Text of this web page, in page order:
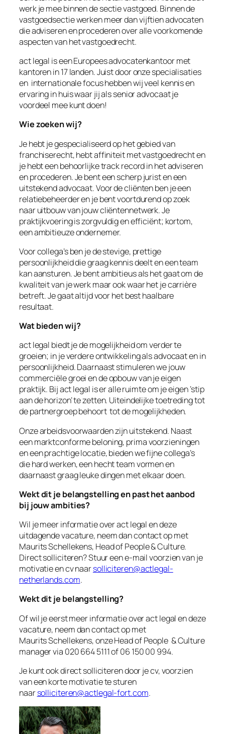
werk je mee binnen de sectie vastgoed. Binnen de
vastgoedsectie werken meer dan vijftien advocaten
die adviseren en procederen over alle voorkomende
aspecten van het vastgoedrecht.
act legal is een Europees advocatenkantoor met
kantoren in 17 landen. Juist door onze specialisaties
en internationale focus hebben wij veel kennis en
ervaring in huis waar jij als senior advocaat je
voordeel mee kunt doen!
Wie zoeken wij?
Je hebt je gespecialiseerd op het gebied van
franchiserecht, hebt affiniteit met vastgoedrecht en
je hebt een behoorlijke track record in het adviseren
en procederen. Je bent een scherp jurist en een
uitstekend advocaat. Voor de cliënten ben je een
relatiebeheerder en je bent voortdurend op zoek
naar uitbouw van jouw cliëntennetwerk. Je
praktijkvoering is zorgvuldig en efficiënt; kortom,
een ambitieuze ondernemer.
Voor collega’s ben je de stevige, prettige
persoonlijkheid die graag kennis deelt en een team
kan aansturen. Je bent ambitieus als het gaat om de
kwaliteit van je werk maar ook waar het je carrière
betreft. Je gaat altijd voor het best haalbare
resultaat.
Wat bieden wij?
act legal biedt je de mogelijkheid om verder te
groeien; in je verdere ontwikkeling als advocaat en in
persoonlijkheid. Daarnaast stimuleren we jouw
commerciële groei en de opbouw van je eigen
praktijk. Bij act legal is er alle ruimte om je eigen ‘stip
aan de horizon’ te zetten. Uiteindelijke toetreding tot
de partnergroep behoort tot de mogelijkheden.
Onze arbeidsvoorwaarden zijn uitstekend. Naast
een marktconforme beloning, prima voorzieningen
en een prachtige locatie, bieden we fijne collega’s
die hard werken, een hecht team vormen en
daarnaast graag leuke dingen met elkaar doen.
Wekt dit je belangstelling en past het aanbod
bij jouw ambities?
Wil je meer informatie over act legal en deze
uitdagende vacature, neem dan contact op met
Maurits Schellekens, Head of People & Culture.
Direct solliciteren? Stuur een e-mail voorzien van je
motivatie en cv naarsolliciteren@actlegal-
netherlands.com.
Wekt dit je belangstelling?
Of wil je eerst meer informatie over act legal en deze
vacature, neem dan contact op met
Maurits Schellekens, onze Head of People & Culture
manager via 020 664 5111 of 06 150 00 994.
Je kunt ook direct solliciteren door je cv, voorzien
van een korte motivatie te sturen
naarsolliciteren@actlegal-fort.com.